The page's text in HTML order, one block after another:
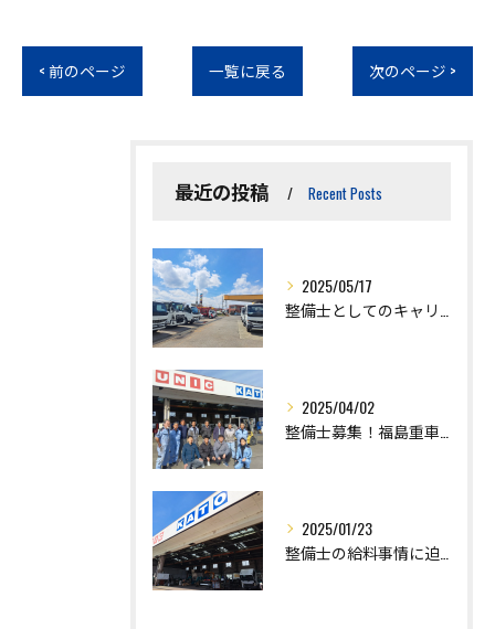
< 前のページ 一覧に戻る 次のページ >
最近の投稿 Recent Posts
2025/05/17
2025/04/02
2025/01/23